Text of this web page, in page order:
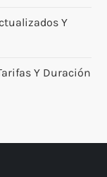
Y
Y Duración